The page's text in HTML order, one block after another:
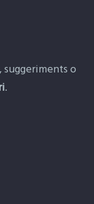
o
.